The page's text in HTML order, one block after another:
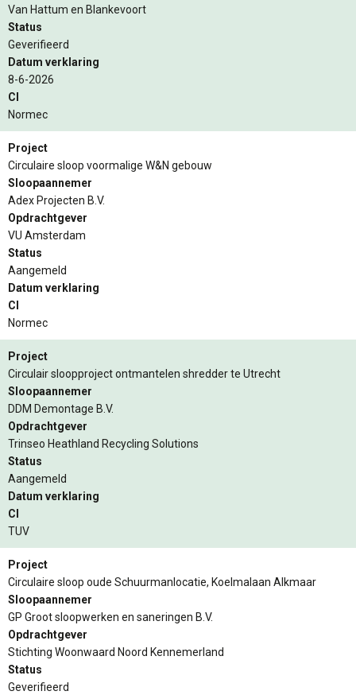
Van Hattum en Blankevoort
Status
Geverifieerd
Datum verklaring
8-6-2026
CI
Normec
Project
Circulaire sloop voormalige W&N gebouw
Sloopaannemer
Adex Projecten B.V.
Opdrachtgever
VU Amsterdam
Status
Aangemeld
Datum verklaring
CI
Normec
Project
Circulair sloopproject ontmantelen shredder te Utrecht
Sloopaannemer
DDM Demontage B.V.
Opdrachtgever
Trinseo Heathland Recycling Solutions
Status
Aangemeld
Datum verklaring
CI
TUV
Project
Circulaire sloop oude Schuurmanlocatie, Koelmalaan Alkmaar
Sloopaannemer
GP Groot sloopwerken en saneringen B.V.
Opdrachtgever
Stichting Woonwaard Noord Kennemerland
Status
Geverifieerd